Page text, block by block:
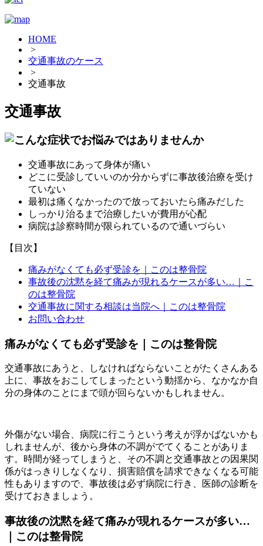
HOME
>
交通事故のケース
>
交通事故
交通事故
交通事故にあって身体が痛い
どこに受診していいのか分からずに事故後治療を受け
ていない
最初は痛くなかったので放っておいたら痛みだした
しっかり治るまで治療したいが費用が心配
病院は診察時間が限られているので通いづらい
【目次】
痛みがなくても必ず受診を｜このは整骨院
事故後の沈黙を経て痛みが現れるケースが多い…｜こ
のは整骨院
交通事故に関する相談は当院へ｜このは整骨院
お問い合わせ
痛みがなくても必ず受診を｜このは整骨院
交通事故にあうと、しなければならないことがたくさんある
上に、事故をおこしてしまったという動揺から、なかなか自
分の身体のことにまで頭が回らないかもしれません。
外傷がない場合、病院に行こうという考えが浮かばないかも
しれませんが、後から身体の不調がでてくることがありま
す。時間が経ってしまうと、その不調と交通事故との因果関
係がはっきりしなくなり、損害賠償を請求できなくなる可能
性もありますので、事故後は必ず病院に行き、医師の診断を
受けておきましょう。
事故後の沈黙を経て痛みが現れるケースが多い…
｜このは整骨院